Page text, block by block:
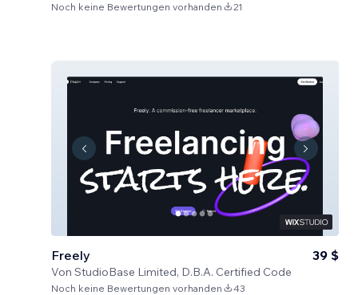
Noch keine Bewertungen vorhanden 21
Freely
Von StudioBase Limited, D.B.A. Certified Code
39 $
Noch keine Bewertungen vorhanden 43